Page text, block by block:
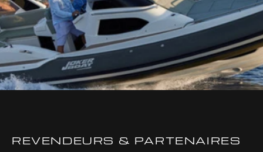
REVENDEURS & PARTENAIRES